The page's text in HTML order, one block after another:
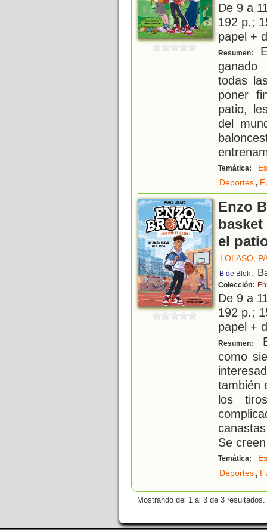
De 9 a
192 p.;
papel +
Resumen:
ganado
todas
poner
patio,
del
Temática:
Deportes,
Enzo
el
LOLASO,
B de Blok ,
Colección:
De 9 a
192 p.;
papel +
Resumen:
como
también
los
Se
Temática:
Deportes,
Mostrando del 1 al 3 de 3 resultados.